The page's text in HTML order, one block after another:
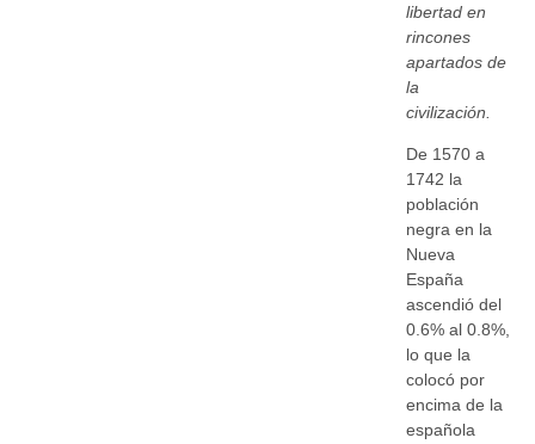
libertad en
rincones
apartados de
la
civilización.
De 1570 a
1742 la
población
negra en la
Nueva
España
ascendió del
0.6% al 0.8%,
lo que la
colocó por
encima de la
española